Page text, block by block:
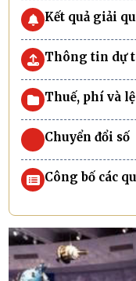
Kết quả giải
Thông tin dự
Thuế, phí và
Chuyển đổi số
Công bố các